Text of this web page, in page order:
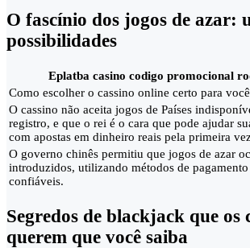
O fascínio dos jogos de azar:
possibilidades
Eplatba casino codigo promocional
Como escolher o cassino online certo para
O cassino não aceita jogos de Países
registro, e que o rei é o cara que pode ajudar
com apostas em dinheiro reais pela primeira
O governo chinês permitiu que jogos de azar
introduzidos, utilizando métodos de pagamento
confiáveis.
Segredos de blackjack que os
querem que você saiba